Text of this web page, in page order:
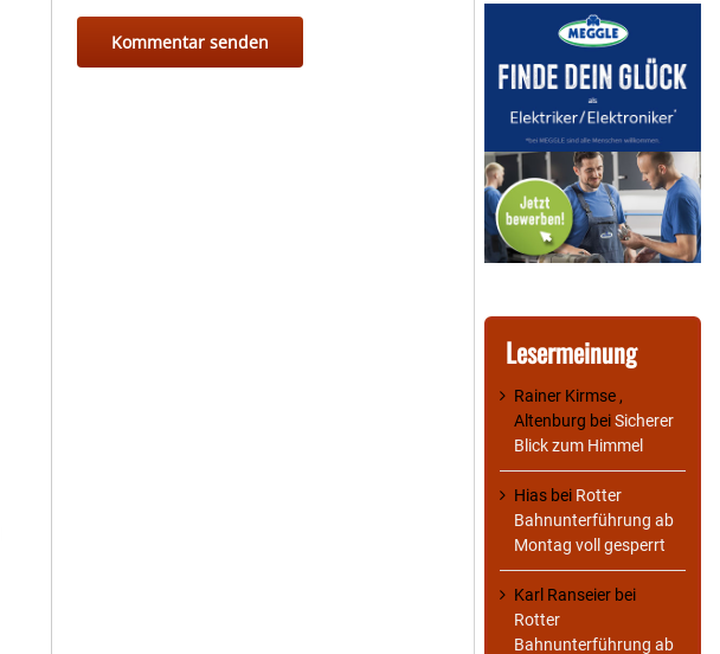
Lesermeinung
Rainer Kirmse ,
Altenburg beiSicherer
Blick zum Himmel
Hias bei Rotter
Bahnunterführung ab
Montag voll gesperrt
Karl Ranseier bei
Rotter
Bahnunterführung ab